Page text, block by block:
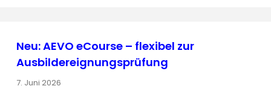
Neu: AEVO eCourse – flexibel zur
Ausbildereignungsprüfung
7. Juni 2026